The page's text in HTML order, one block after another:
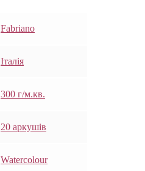
Fabriano
Італія
300 г/м.кв.
20 аркушів
Watercolour